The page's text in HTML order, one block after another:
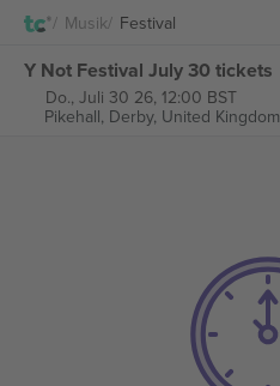
Musik Festival
Y Not Festival July 30 tickets
Do., Juli 30 26, 12:00 BST
Pikehall, Derby, United Kingdom